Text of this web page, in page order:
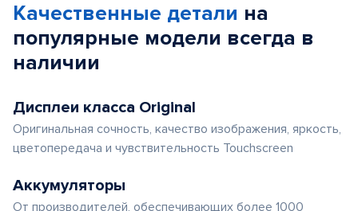
Качественные детали на
популярные модели всегда в
наличии
Дисплеи класса Original
Оригинальная сочность, качество изображения, яркость,
цветопередача и чувствительность Touchscreen
Аккумуляторы
От производителей, обеспечивающих более 1000